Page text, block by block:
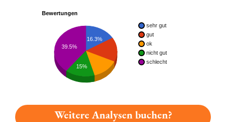
Bewertungen
sehr gut
gut
ok
nicht gut
schlecht
16.3%
39.5%
15%
Weitere Analysen buchen?